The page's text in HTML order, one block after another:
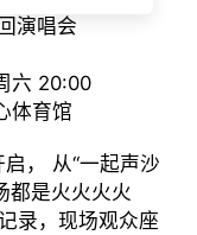
演唱会
六 20:00
体育馆
， 从“一起声沙
都是火火火火
录，现场观众座